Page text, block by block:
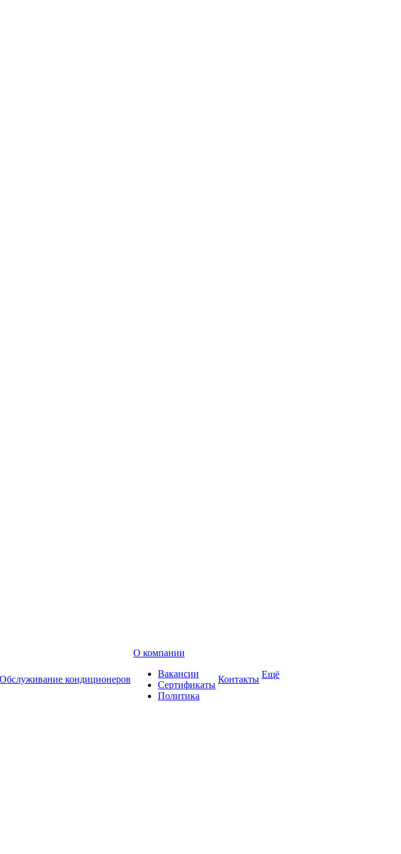
Обслуживание кондиционеров
О компании
Вакансии
Сертификаты
Политика
Контакты Ещё